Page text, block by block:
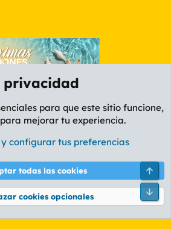
AMARILLO
y reglas Política de privacidad Ayuda
® © 2010-2026 XenForo Ltd.
privacidad
para que este sitio funcione,
mejorar tu experiencia.
configurar tus preferencias
todas las cookies
cookies opcionales
Pie